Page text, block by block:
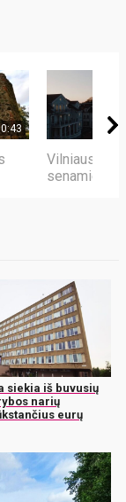
Vilniaus
senamiestis
siekia iš buvusių
narių
eurų